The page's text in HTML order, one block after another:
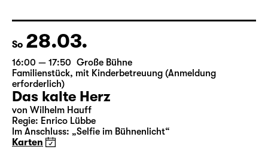
Karten
Theatertag
So 28.03.
16:00 — 17:50 Große Bühne
Familienstück , mit Kinderbetreuung (Anmeldung
erforderlich)
Das kalte Herz